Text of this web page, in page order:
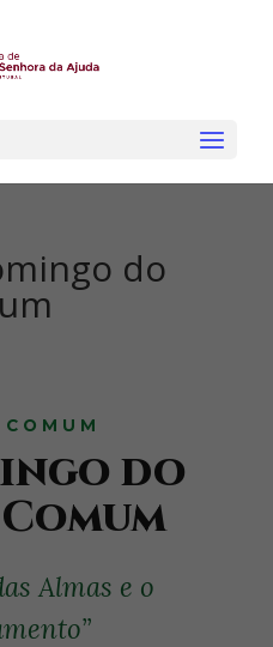
do
do
Almas e o